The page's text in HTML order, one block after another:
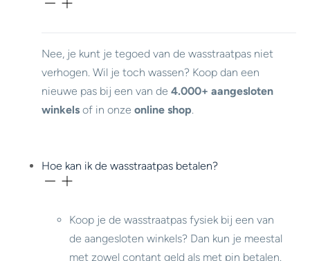
Nee, je kunt je tegoed van de wasstraatpas niet
verhogen. Wil je toch wassen? Koop dan een
nieuwe pas bij een van de 4.000+ aangesloten
winkels of in onze online shop
Hoe kan ik de wasstraatpas betalen?
Koop je de wasstraatpas fysiek bij een van
de aangesloten winkels? Dan kun je meestal
met zowel contant geld als met pin betalen.